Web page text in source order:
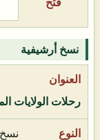
نسخ أرشيفية
رحلات الولايات